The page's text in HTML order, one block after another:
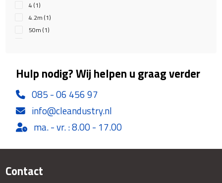
4 (1)
4.2m (1)
50m (1)
Hulp nodig? Wij helpen u graag verder
085 - 06 456 97
info@cleandustry.nl
ma. - vr. : 8.00 - 17.00
Contact